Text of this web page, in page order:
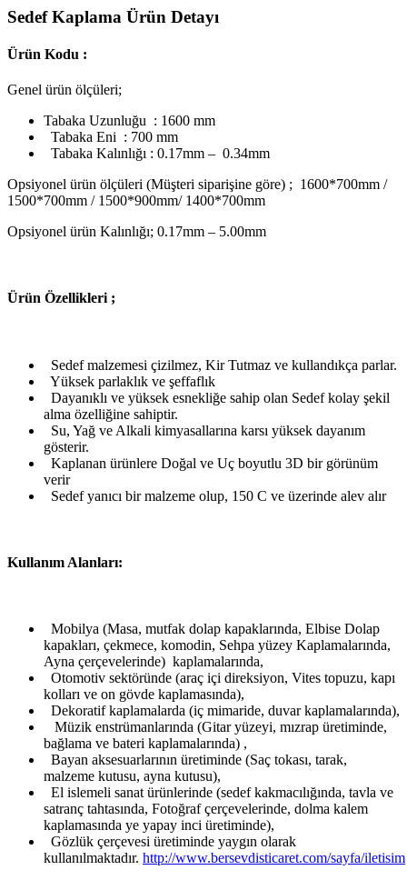
Sedef Kaplama Ürün Detayı
Ürün Kodu :
Genel ürün ölçüleri;
Tabaka Uzunluğu : 1600 mm
Tabaka Eni : 700 mm
Tabaka Kalınlığı : 0.17mm – 0.34mm
Opsiyonel ürün ölçüleri (Müşteri siparişine göre) ; 1600*700mm /
1500*700mm / 1500*900mm/ 1400*700mm
Opsiyonel ürün Kalınlığı; 0.17mm – 5.00mm
Ürün Özellikleri ;
Sedef malzemesi çizilmez, Kir Tutmaz ve kullandıkça parlar.
Yüksek parlaklık ve şeffaflık
Dayanıklı ve yüksek esnekliğe sahip olan Sedef kolay şekil
alma özelliğine sahiptir.
Su, Yağ ve Alkali kimyasallarına karsı yüksek dayanım
gösterir.
Kaplanan ürünlere Doğal ve Uç boyutlu 3D bir görünüm
verir
Sedef yanıcı bir malzeme olup, 150 C ve üzerinde alev alır
Kullanım Alanları:
Mobilya (Masa, mutfak dolap kapaklarında, Elbise Dolap
kapakları, çekmece, komodin, Sehpa yüzey Kaplamalarında,
Ayna çerçevelerinde) kaplamalarında,
Otomotiv sektöründe (araç içi direksiyon, Vites topuzu, kapı
kolları ve on gövde kaplamasında),
Dekoratif kaplamalarda (iç mimaride, duvar kaplamalarında),
Müzik enstrümanlarında (Gitar yüzeyi, mızrap üretiminde,
bağlama ve bateri kaplamalarında) ,
Bayan aksesuarlarının üretiminde (Saç tokası, tarak,
malzeme kutusu, ayna kutusu),
El islemeli sanat ürünlerinde (sedef kakmacılığında, tavla ve
satranç tahtasında, Fotoğraf çerçevelerinde, dolma kalem
kaplamasında ye yapay inci üretiminde),
Gözlük çerçevesi üretiminde yaygın olarak
kullanılmaktadır. http://www.bersevdisticaret.com/sayfa/iletisim